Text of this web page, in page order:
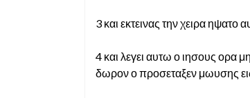
3 και εκτεινας την χειρα
4 και λεγει αυτω ο ιησους ορα
δωρον ο προσεταξεν μωυσης